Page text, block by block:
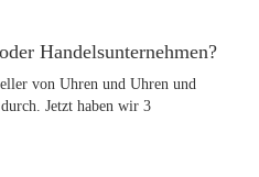
Handelsunternehmen?
von Uhren und Uhren und
Jetzt haben wir 3